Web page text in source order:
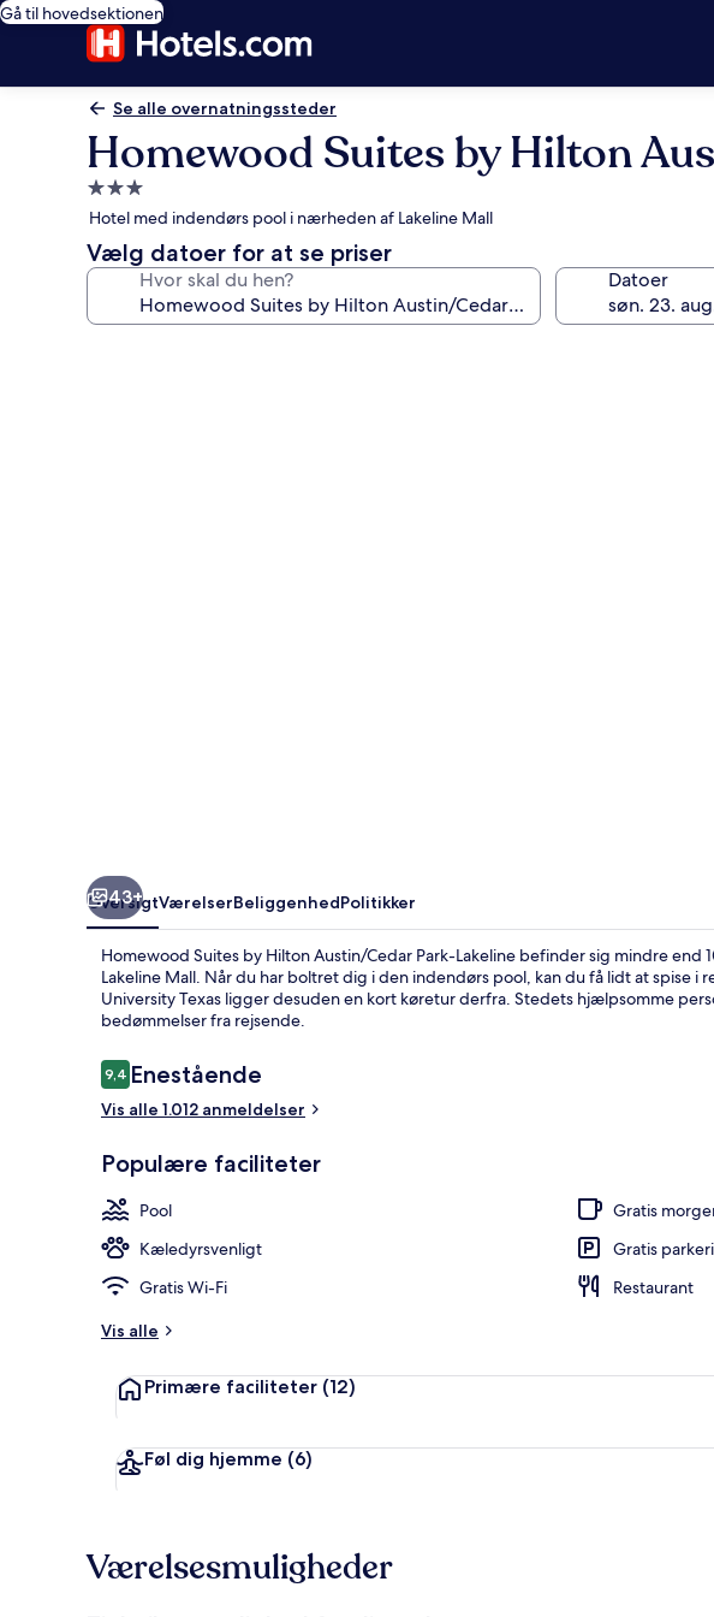
Gå til hovedsektionen
Se alle overnatningssteder
Homewood Suites by Hilton
3.0-
stjernet
overnatningssted
Hotel med indendørs pool i nærheden af Lakeline Mall
Vælg datoer for at se priser
Hvor skal du hen? Datoer
43+
OversigtVærelserBeliggenhedPolitikker
Homewood Suites by Hilton Austin/Cedar Park-Lakeline befinder sig mindre end
Lakeline Mall. Når du har boltret dig i den indendørs pool, kan du få lidt at spise i
University Texas ligger desuden en kort køretur derfra. Stedets hjælpsomme
bedømmelser fra rejsende.
Anmeldelser
9,49,4 ud af 10.
Enestående
Vis alle 1.012 anmeldelser
Populære faciliteter
Pool
Gratis
Kæledyrsvenligt
Gratis
Gratis Wi-Fi
Restaurant
Vis alle
Primære faciliteter (12)
Føl dig hjemme (6)
Værelsesmuligheder